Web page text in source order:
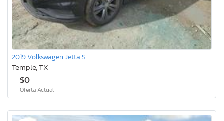
2019 Volkswagen Jetta S
Temple, TX
$0
Oferta Actual